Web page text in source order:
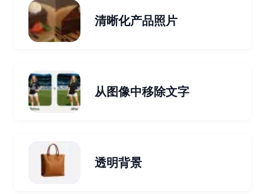
清晰化产品照片
从图像中移除文字
透明背景